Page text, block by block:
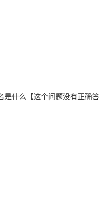
是什么【这个问题没有正确答